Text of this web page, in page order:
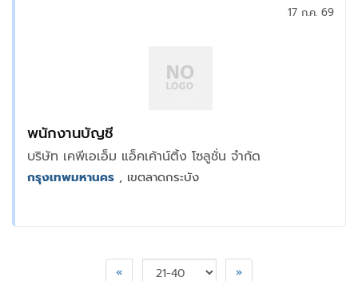
พนักงานบัญชี
บริษัท เคพีเอเอ็ม แอ็คเค้าน์ติ้ง โซลูชั่น จำกัด
17 ก.ค. 69
กรุงเทพมหานคร , เขตลาดกระบัง
« »